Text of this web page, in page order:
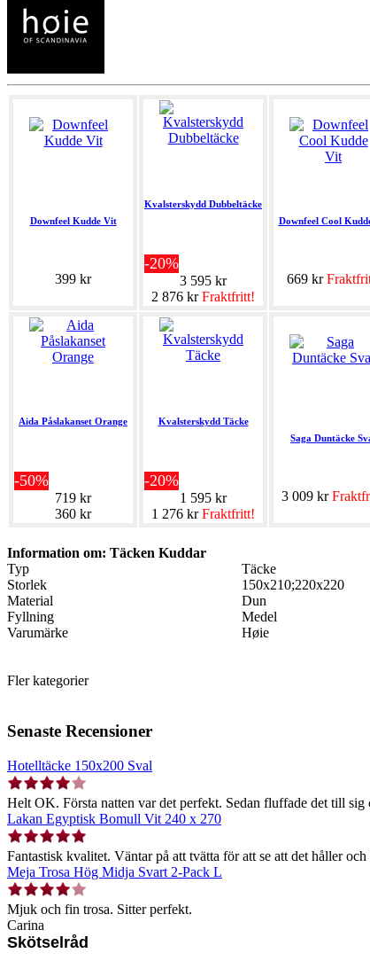
Downfeel Kudde Vit
399 kr
Kvalsterskydd Dubbeltäcke
-20%
3 595 kr
2 876 krFraktfritt!
Downfeel Cool
669 kr
Aida Påslakanset Orange
-50%
719 kr
360 kr
Kvalsterskydd Täcke
-20%
1 595 kr
1 276 krFraktfritt!
Saga Duntäcke
3 009 kr
Information om: Täcken Kuddar
Typ
Täcke
Storlek
150x210;220x220
Material
Dun
Fyllning
Medel
Varumärke
Høie
Fler kategorier
Senaste Recensioner
Hotelltäcke 150x200 Sval
Helt OK. Första natten var det perfekt. Sedan fluffade det till
Lakan Egyptisk Bomull Vit 240 x 270
Fantastisk kvalitet. Väntar på att tvätta för att se att det håller
Meja Trosa Hög Midja Svart 2-Pack L
Mjuk och fin trosa. Sitter perfekt.
Carina
Skötselråd